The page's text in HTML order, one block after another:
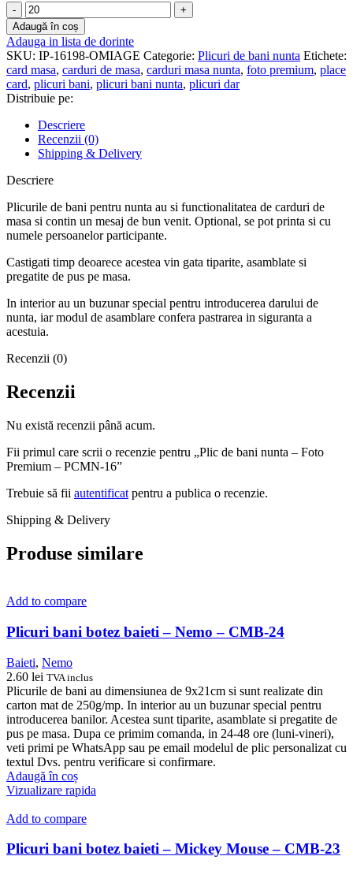
Cantitate
Plic
de
bani
nunta
-
Foto
Premium
-
PCMN-
16
Adaugă în coș
Adauga in lista de dorinte
SKU: IP-16198-OMIAGE Categorie: Plicuri de bani nunta Etichete:
card masa, carduri de masa, carduri masa nunta, foto premium, place
card, plicuri bani, plicuri bani nunta, plicuri dar
Distribuie pe:
Descriere
Recenzii (0)
Shipping & Delivery
Descriere
Plicurile de bani pentru nunta au si functionalitatea de carduri de
masa si contin un mesaj de bun venit. Optional, se pot printa si cu
numele persoanelor participante.
Castigati timp deoarece acestea vin gata tiparite, asamblate si
pregatite de pus pe masa.
In interior au un buzunar special pentru introducerea darului de
nunta, iar modul de asamblare confera pastrarea in siguranta a
acestuia.
Recenzii (0)
Recenzii
Nu există recenzii până acum.
Fii primul care scrii o recenzie pentru „Plic de bani nunta – Foto
Premium – PCMN-16”
Trebuie să fii autentificat pentru a publica o recenzie.
Shipping & Delivery
Produse similare
Add to compare
Plicuri bani botez baieti – Nemo – CMB-24
Baieti, Nemo
2.60 lei TVA inclus
Plicurile de bani au dimensiunea de 9x21cm si sunt realizate din
carton mat de 250g/mp. In interior au un buzunar special pentru
introducerea banilor. Acestea sunt tiparite, asamblate si pregatite de
pus pe masa. Dupa ce primim comanda, in 24-48 ore (luni-vineri),
veti primi pe WhatsApp sau pe email modelul de plic personalizat cu
textul Dvs. pentru verificare si confirmare.
Adaugă în coș
Vizualizare rapida
Add to compare
Plicuri bani botez baieti – Mickey Mouse – CMB-23